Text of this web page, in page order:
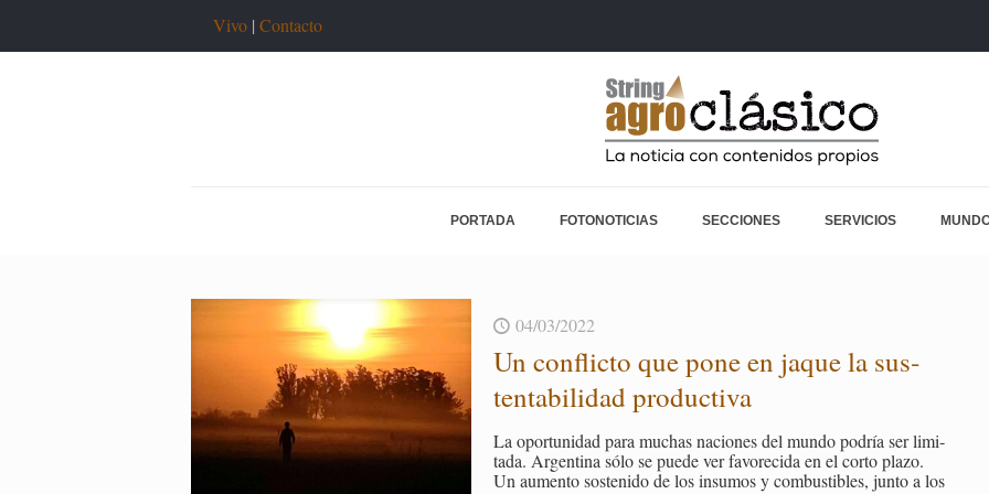
Vivo | Contacto
PORTADA FOTONOTICIAS SECCIONES SERVICIOS
04/03/2022
Un con­flic­to que pone en jaque la sus­
ten­ta­bi­li­dad pro­duc­ti­va
La opor­tu­ni­dad para mu­chas na­cio­nes del mundo po­dría ser li­mi­
ta­da. Ar­gen­ti­na sólo se puede ver fa­vo­re­ci­da en el corto plazo.
Un au­men­to sos­te­ni­do de los in­su­mos y com­bus­ti­bles, junto a los